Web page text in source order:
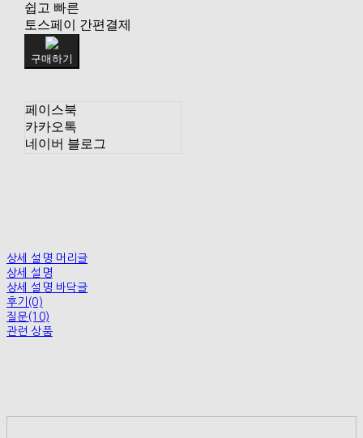
쉽고 빠른
토스페이 간편결제
구매하기
페이스북
카카오톡
네이버 블로그
상세 설명 머리글
상세 설명
상세 설명 바닥글
후기(0)
질문(10)
관련 상품